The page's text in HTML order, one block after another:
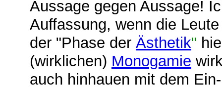
Aussage gegen Aussage!
Auffassung, wenn die
der "Phase der Ästhetik"
(wirklichen) Monogamie
auch hinhauen mit dem